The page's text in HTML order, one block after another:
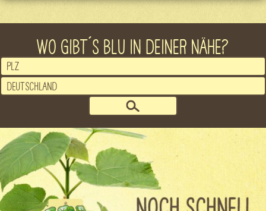
WO GIBT´S BLU IN DEINER NÄHE?